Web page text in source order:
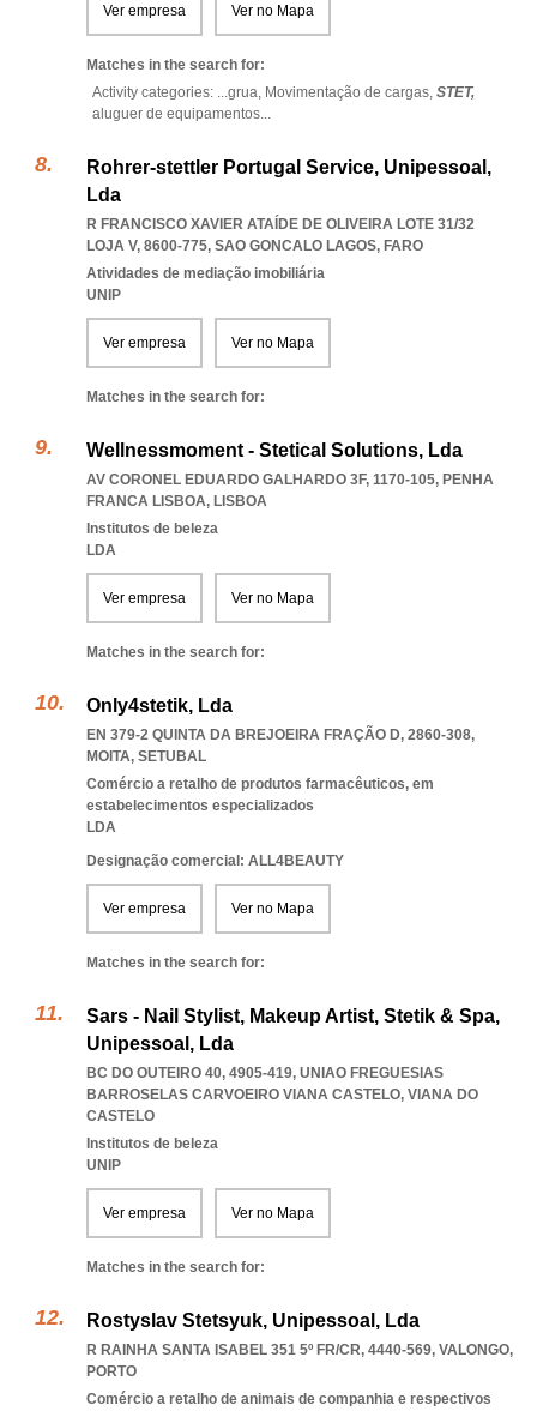
Ver empresa Ver no Mapa
Matches in the search for:
Activity categories: ...grua, Movimentação de cargas, STET,
aluguer de equipamentos...
Rohrer-stettler Portugal Service, Unipessoal,
Lda
R FRANCISCO XAVIER ATAÍDE DE OLIVEIRA LOTE 31/32
LOJA V, 8600-775, SAO GONCALO LAGOS, FARO
Atividades de mediação imobiliária
UNIP
Ver empresa Ver no Mapa
Matches in the search for:
Wellnessmoment - Stetical Solutions, Lda
AV CORONEL EDUARDO GALHARDO 3F, 1170-105, PENHA
FRANCA LISBOA, LISBOA
Institutos de beleza
LDA
Ver empresa Ver no Mapa
Matches in the search for:
Only4stetik, Lda
EN 379-2 QUINTA DA BREJOEIRA FRAÇÃO D, 2860-308,
MOITA, SETUBAL
Comércio a retalho de produtos farmacêuticos, em
estabelecimentos especializados
LDA
Designação comercial: ALL4BEAUTY
Ver empresa Ver no Mapa
Matches in the search for:
Sars - Nail Stylist, Makeup Artist, Stetik & Spa,
Unipessoal, Lda
BC DO OUTEIRO 40, 4905-419, UNIAO FREGUESIAS
BARROSELAS CARVOEIRO VIANA CASTELO, VIANA DO
CASTELO
Institutos de beleza
UNIP
Ver empresa Ver no Mapa
Matches in the search for:
Rostyslav Stetsyuk, Unipessoal, Lda
R RAINHA SANTA ISABEL 351 5º FR/CR, 4440-569, VALONGO,
PORTO
Comércio a retalho de animais de companhia e respectivos